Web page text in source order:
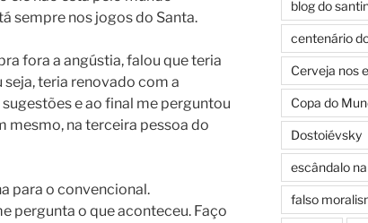
sempre nos jogos do Santa.
fora a angústia, falou que teria
teria renovado com a
e ao final me perguntou
mesmo, na terceira pessoa do
para o convencional.
pergunta o que aconteceu. Faço
blog do
centenário
Cerveja nos
Copa do
Dostoiévsky
escândalo
falso